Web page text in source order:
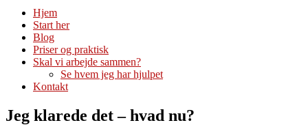
Hjem
Start her
Blog
Priser og praktisk
Skal vi arbejde sammen?
Se hvem jeg har hjulpet
Kontakt
Jeg klarede det – hvad nu?